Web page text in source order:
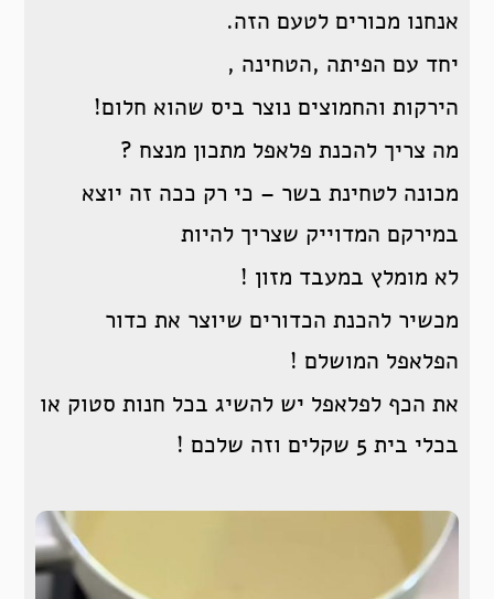
אנחנו מכורים לטעם הזה.
יחד עם הפיתה ,הטחינה ,
הירקות והחמוצים נוצר ביס שהוא חלום!
מה צריך להכנת פלאפל מתכון מנצח ?
מכונה לטחינת בשר – כי רק ככה זה יוצא
במירקם המדוייק שצריך להיות
לא מומלץ במעבד מזון !
מכשיר להכנת הכדורים שיוצר את כדור
הפלאפל המושלם !
את הכף לפלאפל יש להשיג בכל חנות סטוק או
בכלי בית 5 שקלים וזה שלכם !